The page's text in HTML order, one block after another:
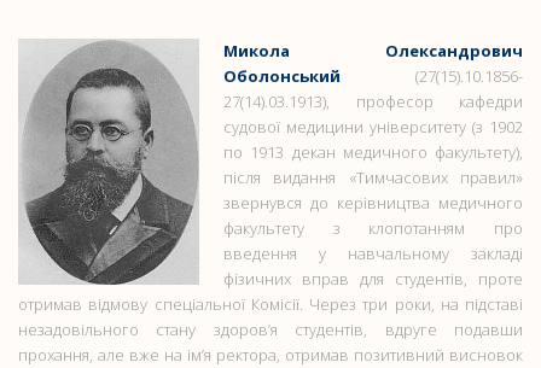
Микола Олександрович
Оболонський (27(15).10.1856-
27(14).03.1913), професор кафедри
судової медицини університету (з 1902
по 1913 декан медичного факультету),
після видання «Тимчасових правил»
звернувся до керівництва медичного
факультету з клопотанням про
введення у навчальному закладі
фізичних вправ для студентів, проте
отримав відмову спеціальної Комісії. Через три роки, на підставі
незадовільного стану здоров’я студентів, вдруге подавши
прохання, але вже на ім’я ректора, отримав позитивний висновок